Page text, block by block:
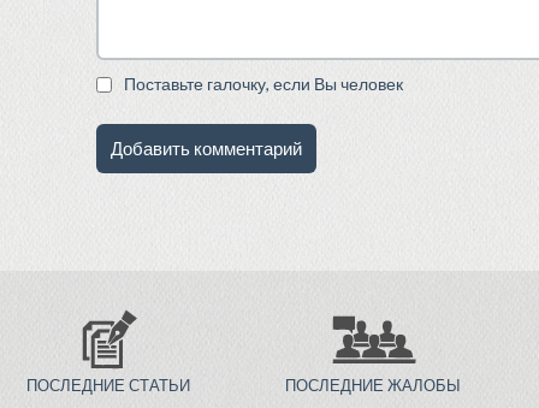
Поставьте галочку, если Вы человек
ПОСЛЕДНИЕ СТАТЬИ ПОСЛЕДНИЕ ЖАЛОБЫ